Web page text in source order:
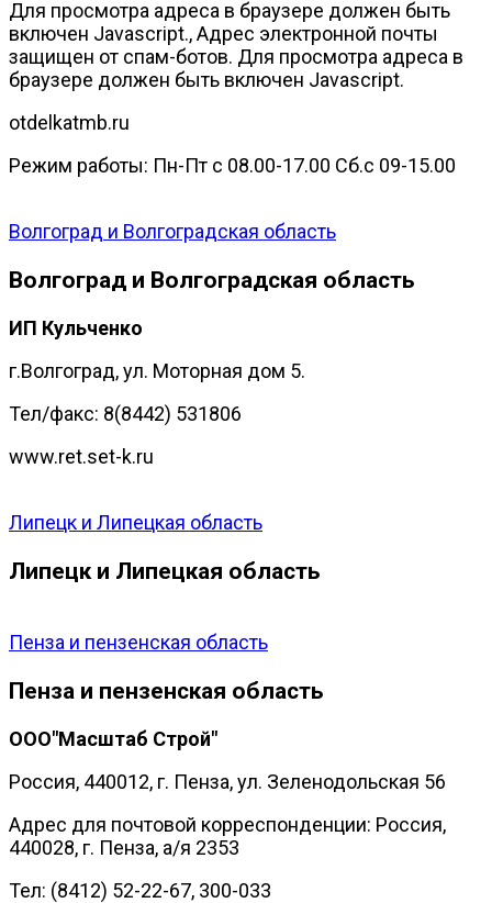
Для просмотра адреса в браузере должен быть
включен Javascript.,Адрес электронной почты
защищен от спам-ботов. Для просмотра адреса в
браузере должен быть включен Javascript.
otdelkatmb.ru
Режим работы: Пн-Пт с 08.00-17.00 Сб.с 09-15.00
Волгоград и Волгоградская область
Волгоград и Волгоградская область
ИП Кульченко
г.Волгоград, ул. Моторная дом 5.
Тел/факс: 8(8442) 531806
www.ret.set-k.ru
Липецк и Липецкая область
Липецк и Липецкая область
Пенза и пензенская область
Пенза и пензенская область
ООО"Масштаб Строй"
Россия, 440012, г. Пенза, ул. Зеленодольская 56
Адрес для почтовой корреспонденции: Россия,
440028, г. Пенза, а/я 2353
Тел: (8412) 52-22-67, 300-033